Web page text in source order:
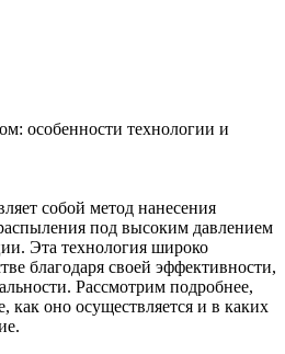
особенности технологии и
собой метод нанесения
под высоким давлением
Эта технология широко
благодаря своей эффективности,
Рассмотрим подробнее,
как оно осуществляется и в каких